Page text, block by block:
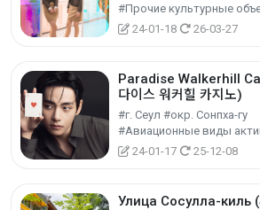
24-01-18
26-03-27
Paradise Walkerhill
다이스 워커힐 카지노)
#г. Сеул #окр. Сонпха-гу
24-01-17
25-12-08
Улица Сосулла-киль (